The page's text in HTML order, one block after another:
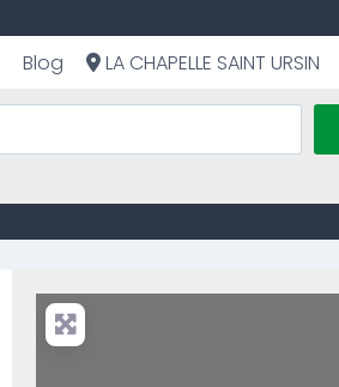
Blog LA CHAPELLE SAINT URSIN